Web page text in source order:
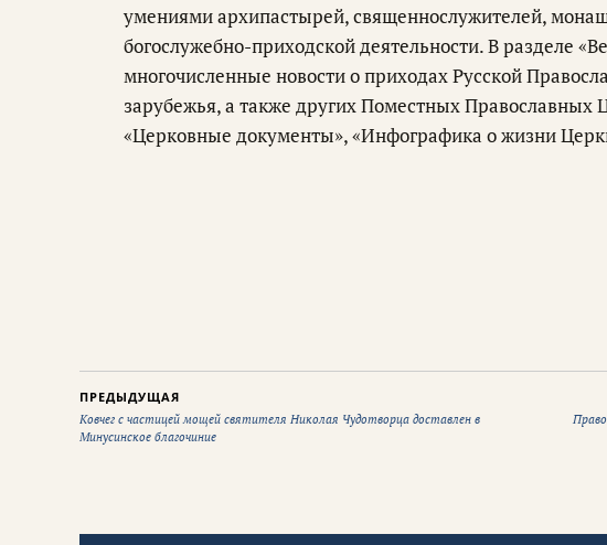
умениями архипастырей, священнослужителей,
богослужебно-приходской деятельности. В разделе
многочисленные новости о приходах Русской
зарубежья, а также других Поместных Православных
«Церковные документы», «Инфографика о жизни
ПРЕДЫДУЩАЯ
Ковчег с частицей мощей святителя Николая Чудотворца доставлен в
Минусинское благочиние